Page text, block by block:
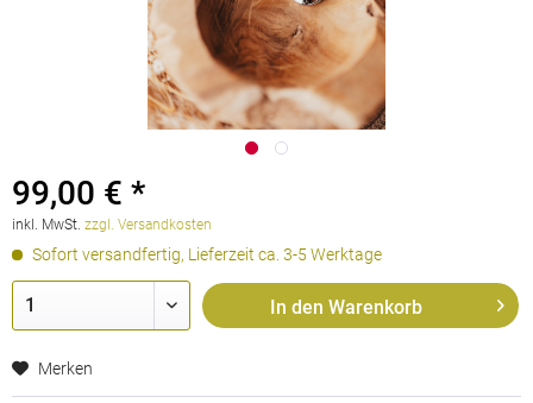
99,00 € *
inkl. MwSt. zzgl. Versandkosten
Sofort versandfertig, Lieferzeit ca. 3-5 Werktage
In den Warenkorb
Merken